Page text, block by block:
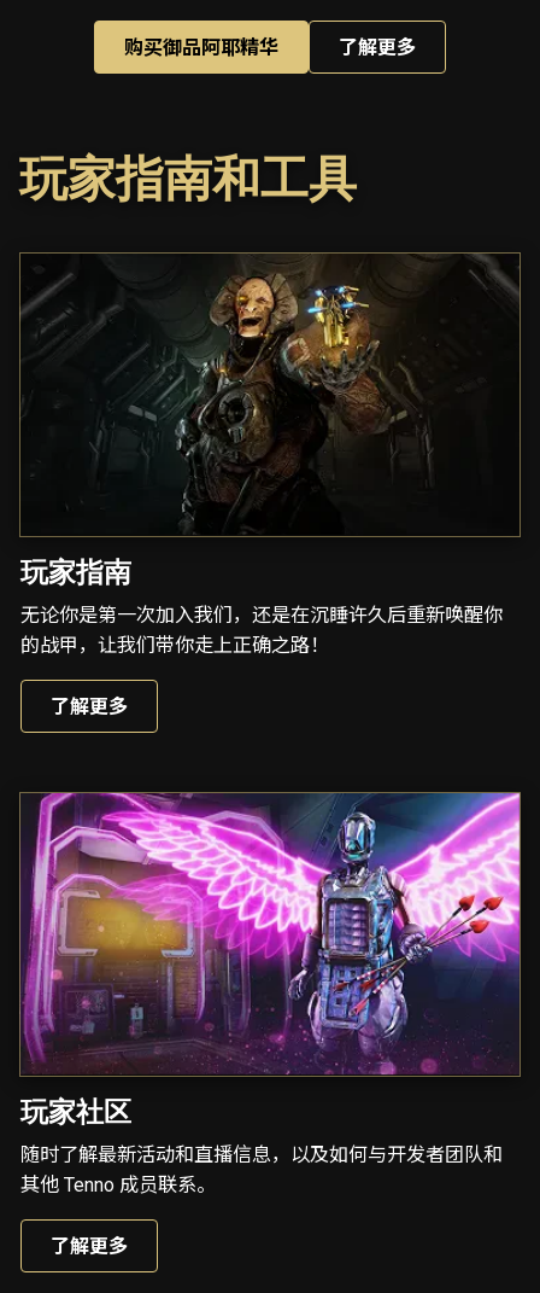
购买御品阿耶精华 了解更多
玩家指南和工具
玩家指南
无论你是第一次加入我们，还是在沉睡许久后重新唤醒你
的战甲，让我们带你走上正确之路！
了解更多
玩家社区
随时了解最新活动和直播信息，以及如何与开发者团队和
其他 Tenno 成员联系。
了解更多